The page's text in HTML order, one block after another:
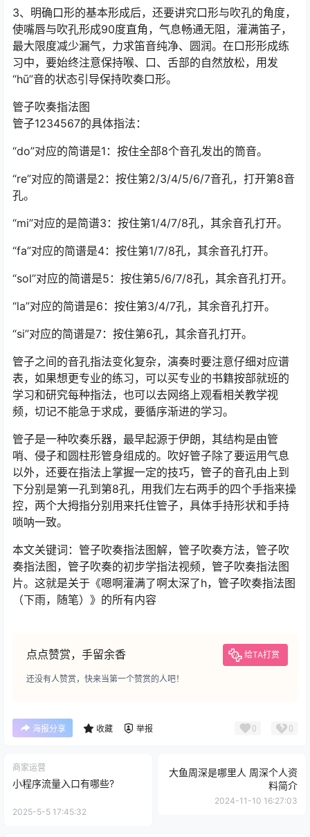
3、明确口形的基本形成后，还要讲究口形与吹孔的角度，
使嘴唇与吹孔形成90度直角，气息畅通无阻，灌满笛子，
最大限度减少漏气，力求笛音纯净、圆润。在口形形成练
习中，要始终注意保持喉、口、舌部的自然放松，用发
“hū”音的状态引导保持吹奏口形。
管子吹奏指法图
管子1234567的具体指法：
“do”对应的简谱是1：按住全部8个音孔发出的筒音。
“re”对应的简谱是2：按住第2/3/4/5/6/7音孔，打开第8音
孔。
“mi”对应的是简谱3：按住第1/4/7/8孔，其余音孔打开。
“fa”对应的简谱是4：按住第1/7/8孔，其余音孔打开。
“sol”对应的简谱是5：按住第5/6/7/8孔，其余音孔打开。
“la”对应的简谱是6：按住第3/4/7孔，其余音孔打开。
“si”对应的简谱是7：按住第6孔，其余音孔打开。
管子之间的音孔指法变化复杂，演奏时要注意仔细对应谱
表，如果想更专业的练习，可以买专业的书籍按部就班的
学习和研究每种指法，也可以去网络上观看相关教学视
频，切记不能急于求成，要循序渐进的学习。
管子是一种吹奏乐器，最早起源于伊朗，其结构是由管
哨、侵子和圆柱形管身组成的。吹好管子除了要运用气息
以外，还要在指法上掌握一定的技巧，管子的音孔由上到
下分别是第一孔到第8孔，用我们左右两手的四个手指来操
控，两个大拇指分别用来托住管子，具体手持形状和手持
唢呐一致。
本文关键词：管子吹奏指法图解，管子吹奏方法，管子吹
奏指法图，管子吹奏的初步学指法视频，管子吹奏指法图
片。这就是关于《嗯啊灌满了啊太深了h，管子吹奏指法图
（下雨，随笔）》的所有内容
点点赞赏，手留余香 给TA打赏
还没有人赞赏，快来当第一个赞赏的人吧！
海报分享 收藏 举报 0 0
商家运营
小程序流量入口有哪些?
2025-5-5 17:45:32
大鱼周深是哪里人 周深个人资
料简介
2024-11-10 16:27:03